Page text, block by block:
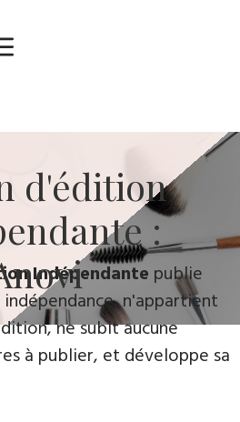
d'édition
:
Indépendante publie
n'appartient
ne subit aucune
à publier, et développe sa